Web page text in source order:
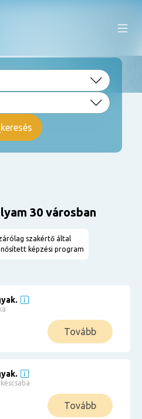
keresés
30 városban
szakértő által
képzési program
Tovább
Tovább